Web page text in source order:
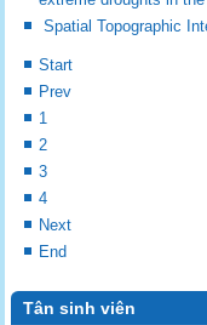
Spatial Topographic
Start
Prev
1
2
3
4
Next
End
Tân sinh viên